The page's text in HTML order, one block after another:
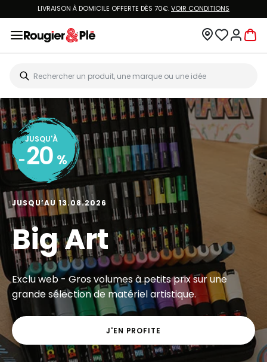
LIVRAISON À DOMICILE OFFERTE DÈS 70€.VOIR CONDITIONS
JUSQU'À
- 20 %
JUSQU’AU 13.08.2026
Big Art
Exclu web - Gros volumes à petits prix sur une
grande sélection de matériel artistique.
J'EN PROFITE